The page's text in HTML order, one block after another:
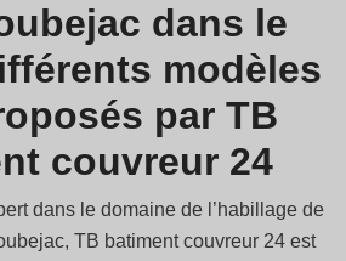
dans le
modèles
par TB
couvreur 24
dans le domaine de l’habillage de
TB batiment couvreur 24 est